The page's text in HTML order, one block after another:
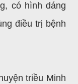
có hình dáng
điều trị bệnh
triều Minh